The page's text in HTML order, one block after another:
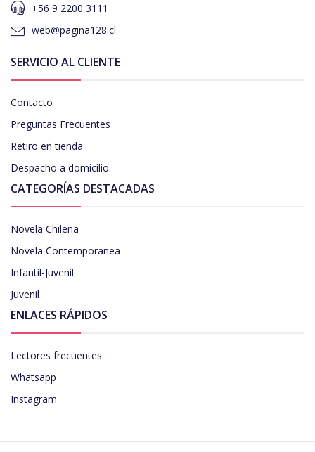
+56 9 2200 3111
web@pagina128.cl
SERVICIO AL CLIENTE
Contacto
Preguntas Frecuentes
Retiro en tienda
Despacho a domicilio
CATEGORÍAS DESTACADAS
Novela Chilena
Novela Contemporanea
Infantil-Juvenil
Juvenil
ENLACES RÁPIDOS
Lectores frecuentes
Whatsapp
Instagram